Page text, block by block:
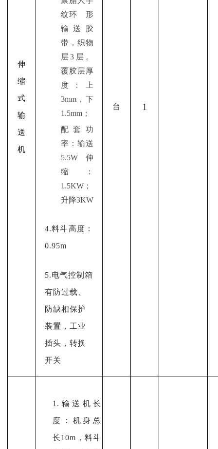
伸
缩
式
输
送
机
纹环 形
输送胶
带，织物
层3层。
覆胶层厚
度：上
3mm，下
1.5mm；
配套功
率：输送
5.5W 伸
缩：
1.5KW；
升降3KW
4.料斗高度：
0.95m
5.电气控制箱
有防过载、
防缺相保护
装置，工业
插头，转换
开关
台 1
1.输送机长
度：机身总
长10m，料斗